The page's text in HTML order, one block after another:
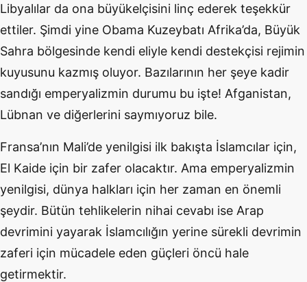
Libyalılar da ona büyükelçisini linç ederek teşekkür
ettiler. Şimdi yine Obama Kuzeybatı Afrika’da, Büyük
Sahra bölgesinde kendi eliyle kendi destekçisi rejimin
kuyusunu kazmış oluyor. Bazılarının her şeye kadir
sandığı emperyalizmin durumu bu işte! Afganistan,
Lübnan ve diğerlerini saymıyoruz bile.
Fransa’nın Mali’de yenilgisi ilk bakışta İslamcılar için,
El Kaide için bir zafer olacaktır. Ama emperyalizmin
yenilgisi, dünya halkları için her zaman en önemli
şeydir. Bütün tehlikelerin nihai cevabı ise Arap
devrimini yayarak İslamcılığın yerine sürekli devrimin
zaferi için mücadele eden güçleri öncü hale
getirmektir.